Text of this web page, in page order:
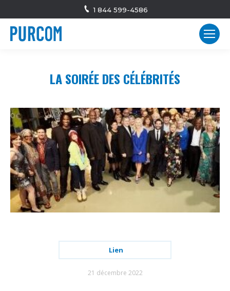
1 844 599-4586
LA SOIRÉE DES CÉLÉBRITÉS
Lien
21 décembre 2022